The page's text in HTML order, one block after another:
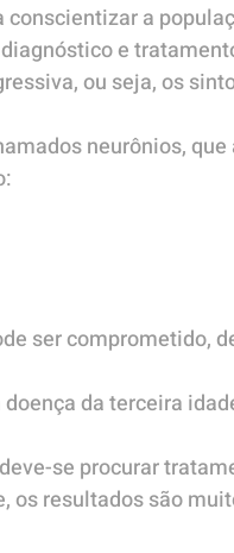
a
e
ou seja, os
neurônios,
ser comprometido,
da terceira
se procurar
os resultados são